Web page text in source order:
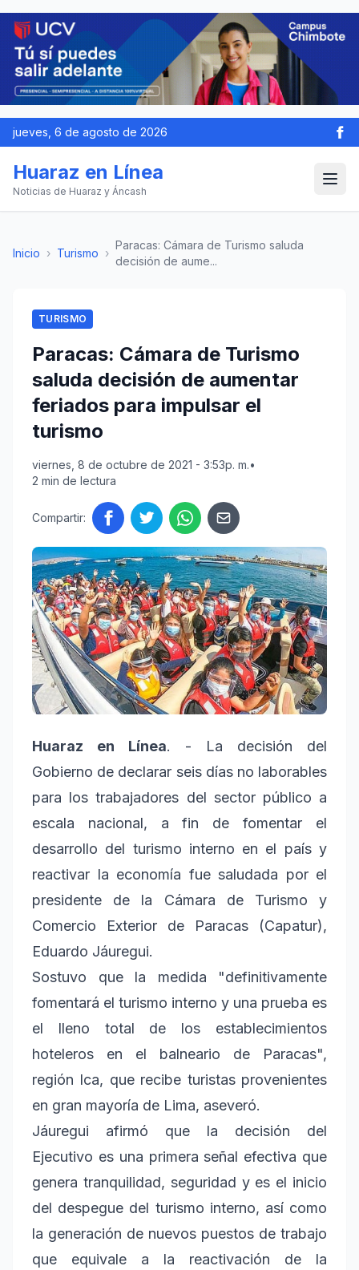
jueves, 6 de agosto de 2026
Huaraz en Línea
Noticias de Huaraz y Áncash
Inicio › Turismo ›
Paracas: Cámara de Turismo saluda
decisión de aume...
TURISMO
Paracas: Cámara de Turismo
saluda decisión de aumentar
feriados para impulsar el
turismo
viernes, 8 de octubre de 2021 - 3:53p. m.•
2 min de lectura
Compartir:
Huaraz en Línea. - La decisión del
Gobierno de declarar seis días no laborables
para los trabajadores del sector público a
escala nacional, a fin de fomentar el
desarrollo del turismo interno en el país y
reactivar la economía fue saludada por el
presidente de la Cámara de Turismo y
Comercio Exterior de Paracas (Capatur),
Eduardo Jáuregui.
Sostuvo que la medida "definitivamente
fomentará el turismo interno y una prueba es
el lleno total de los establecimientos
hoteleros en el balneario de Paracas",
región Ica, que recibe turistas provenientes
en gran mayoría de Lima, aseveró.
Jáuregui afirmó que la decisión del
Ejecutivo es una primera señal efectiva que
genera tranquilidad, seguridad y es el inicio
del despegue del turismo interno, así como
la generación de nuevos puestos de trabajo
que equivale a la reactivación de la